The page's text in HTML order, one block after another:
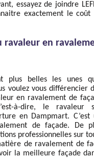
essayez de joindre
exactement le coût
ravaleur en
plus belles les unes
voulez vous différencier
en ravalement de
à-dire, le ravaleur
en Dampmart.
de façade. De
professionnelles sur
de ravalement de
la meilleure façade